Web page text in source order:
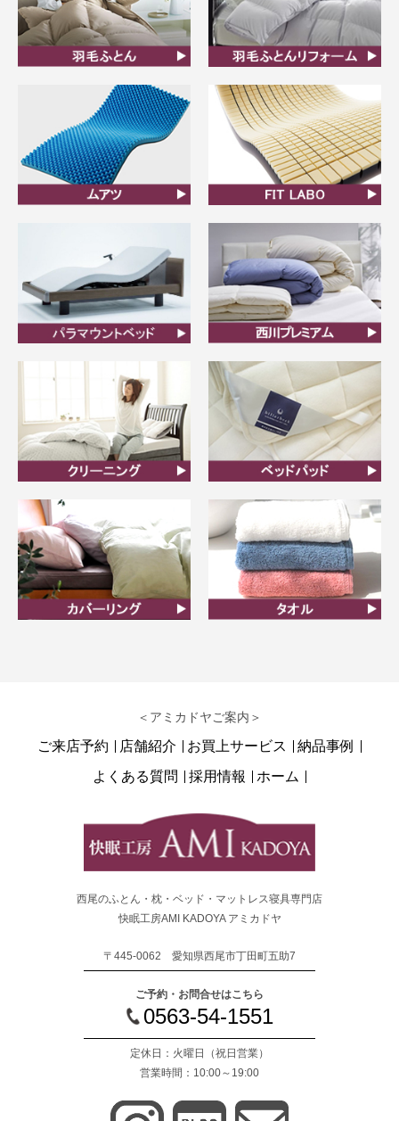
ん
＜アミカドヤご案内＞
ご来店予約 店舗紹介 お買上サービス
納品事例
よくある質問
採用情報 ホーム
西尾のふとん・枕・ベッド・マットレス寝具専門店
快眠工房AMI KADOYA アミカドヤ
〒445-0062 愛知県西尾市丁田町五助7
ご予約・お問合せはこちら
0563-54-1551
定休日：火曜日
（祝日営業）
営業時間：10:00～19:00